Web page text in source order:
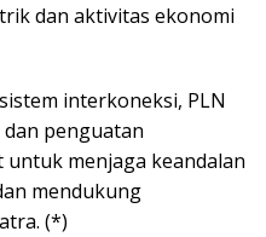
dan aktivitas ekonomi
interkoneksi, PLN
penguatan
menjaga keandalan
mendukung
(*)